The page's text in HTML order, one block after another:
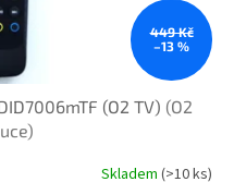
449 Kč
–13 %
(O2 TV) (O2
Skladem (>10 ks)